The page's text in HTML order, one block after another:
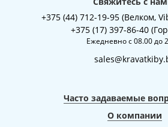
+375 (44) 712-19-95 (Велком,
+375 (17) 397-86-40
Ежедневно с 08.00 до
Часто задаваемые
О компании